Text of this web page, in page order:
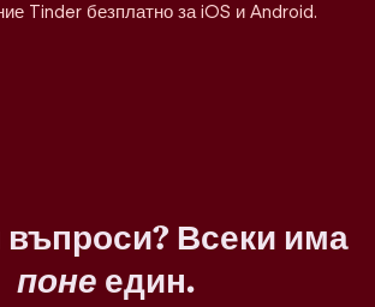
Tinder безплатно за iOS и Android.
въпроси? Всеки има
поне един.